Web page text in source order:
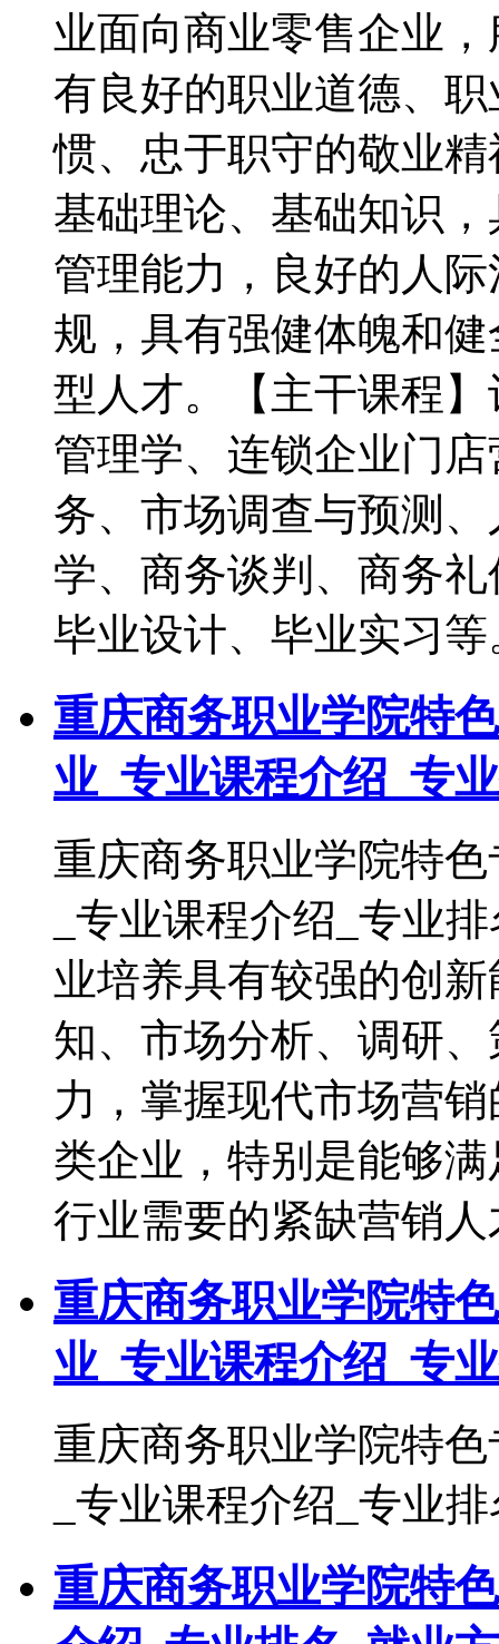
业面向商业零售企业
有良好的职业道德、
惯、忠于职守的敬业
基础理论、基础知识
管理能力，良好的人
规，具有强健体魄和
型人才。【主干课程
管理学、连锁企业门
务、市场调查与预测
学、商务谈判、商务
毕业设计、毕业实习等
重庆商务职业学院特
业_专业课程介绍_专
重庆商务职业学院特
_专业课程介绍_专业
业培养具有较强的创
知、市场分析、调研
力，掌握现代市场营
类企业，特别是能够
行业需要的紧缺营销人
重庆商务职业学院特
业_专业课程介绍_专
重庆商务职业学院特
_专业课程介绍_专业
重庆商务职业学院特